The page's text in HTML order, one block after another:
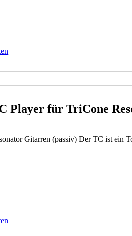
Player für TriCone
Gitarren (passiv) Der TC ist ein